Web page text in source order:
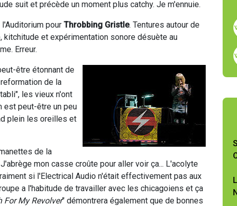
suit et précède un moment plus catchy. Je m'ennuie.
l'Auditorium pour Throbbing Gristle. Tentures autour de
kitchitude et expérimentation sonore désuète au
Erreur.
être étonnant de
de la
les vieux n'ont
est peut-être un peu
plein les oreilles et
de la
mon casse croûte pour aller voir ça... L'acolyte
si l'Electrical Audio n'était effectivement pas aux
a l'habitude de travailler avec les chicagoiens et ça
For My Revolver" démontrera également que de bonnes